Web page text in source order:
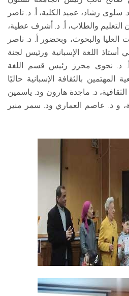
سلوى رشاد، عميد الكلية، أ. د. ناصر
التعليم والطلاب، أ. د. أشرف عطية،
العليا والبحوث، وبحضور أ. د. ناصر
اللغة الإسبانية ورئيس لجنة
أ. د. نجوى محرز رئيس قسم اللغة
المهتمين بالثقافة الإسبانية حاليًا
د. ماجدة هارون ود. ياسمين
و د. عاصم العماري ود. سمر منير